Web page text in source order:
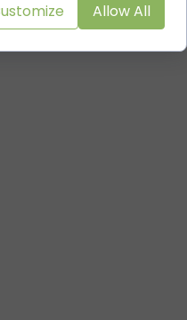
Allow All